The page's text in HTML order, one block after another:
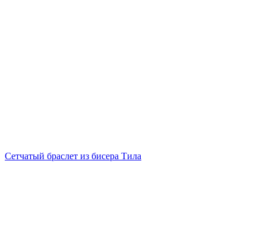
Сетчатый браслет из бисера Тила